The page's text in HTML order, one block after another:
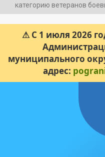
категорию ветеранов
⚠ С 1 июля 2026
муниципального
адрес: